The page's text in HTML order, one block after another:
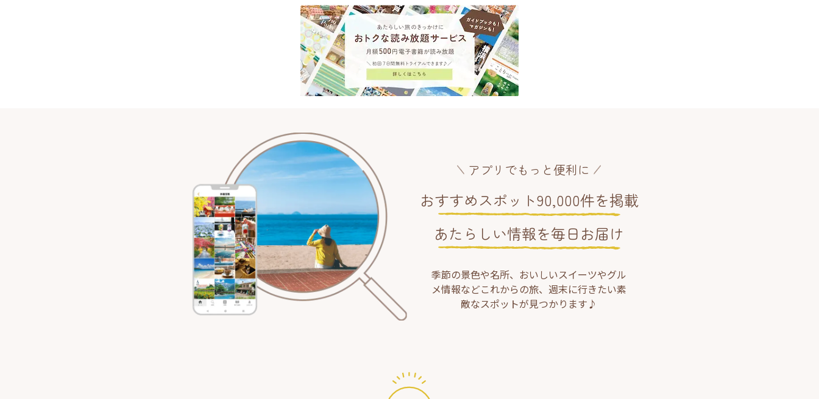
アプリでもっと便利に
おすすめスポット90,000件を掲載
あたらしい情報を毎日お届け
季節の景色や名所、おいしいスイーツやグル
メ情報などこれからの旅、週末に行きたい素
敵なスポットが見つかります♪